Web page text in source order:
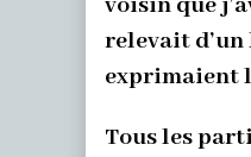
relevait
exprimaient
Tous les